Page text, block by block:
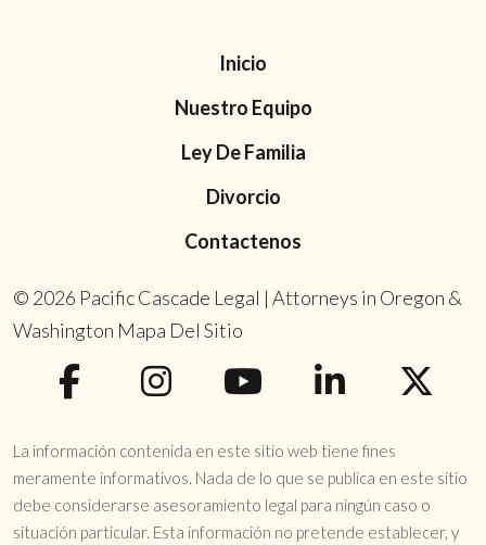
Inicio
Nuestro Equipo
Ley De Familia
Divorcio
Contactenos
© 2026 Pacific Cascade Legal | Attorneys in Oregon &
Washington Mapa Del Sitio
La información contenida en este sitio web tiene fines
meramente informativos. Nada de lo que se publica en este sitio
debe considerarse asesoramiento legal para ningún caso o
situación particular. Esta información no pretende establecer, y